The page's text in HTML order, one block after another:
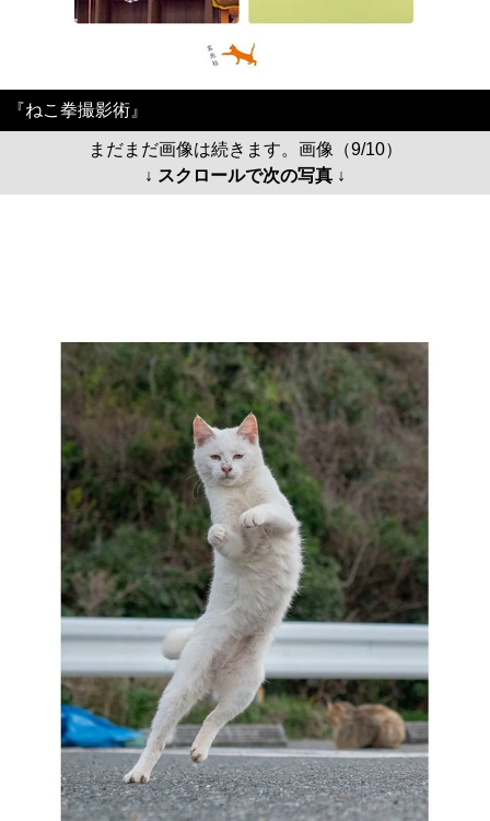
『ねこ拳撮影術』
まだまだ画像は続きます。画像（9/10）
↓ スクロールで次の写真 ↓